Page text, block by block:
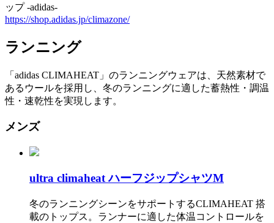
ップ -adidas-
https://shop.adidas.jp/climazone/
ランニング
「adidas CLIMAHEAT」のランニングウェアは、天然素材で
あるウールを採用し、冬のランニングに適した蓄熱性・調温
性・速乾性を実現します。
メンズ
ultra climaheat ハーフジップシャツM
冬のランニングシーンをサポートするCLIMAHEAT 搭
載のトップス。ランナーに適した体温コントロールを